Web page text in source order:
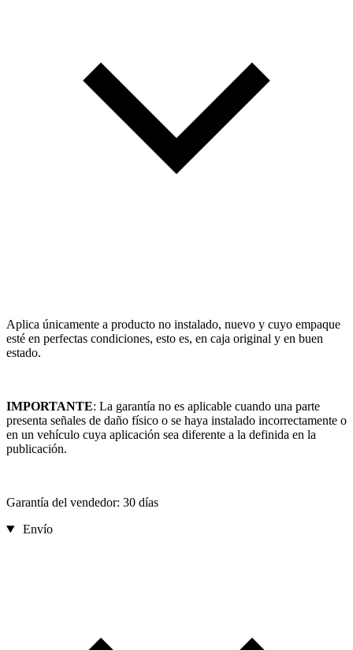
Aplica únicamente a producto no instalado, nuevo y cuyo empaque
esté en perfectas condiciones, esto es, en caja original y en buen
estado.
IMPORTANTE: La garantía no es aplicable cuando una parte
presenta señales de daño físico o se haya instalado incorrectamente o
en un vehículo cuya aplicación sea diferente a la definida en la
publicación.
Garantía del vendedor: 30 días
Envío